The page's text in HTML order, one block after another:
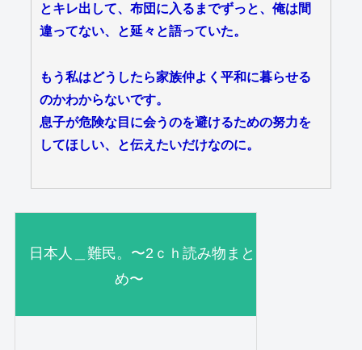
とキレ出して、布団に入るまでずっと、俺は間
違ってない、と延々と語っていた。
もう私はどうしたら家族仲よく平和に暮らせる
のかわからないです。
息子が危険な目に会うのを避けるための努力を
してほしい、と伝えたいだけなのに。